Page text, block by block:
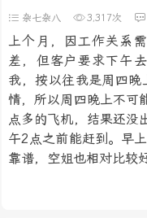
杂七杂八 3,317次
上个月，因工作关系
差，但客户要求下午
我，按以往我是周四
情，所以周四晚上不可
点多的飞机，结果还没
午2点之前能赶到。早
靠谱，空姐也相对比较